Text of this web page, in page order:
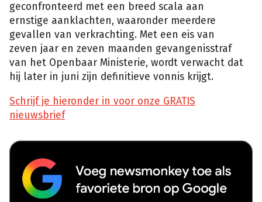
geconfronteerd met een breed scala aan
ernstige aanklachten, waaronder meerdere
gevallen van verkrachting. Met een eis van
zeven jaar en zeven maanden gevangenisstraf
van het Openbaar Ministerie, wordt verwacht dat
hij later in juni zijn definitieve vonnis krijgt.
Schrijf je hieronder in voor onze GRATIS
nieuwsbrief